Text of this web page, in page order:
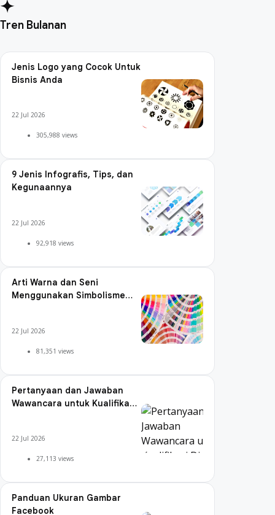
Tren Bulanan
Jenis Logo yang Cocok Untuk
Bisnis Anda
22 Jul 2026
305,988 views
9 Jenis Infografis, Tips, dan
Kegunaannya
22 Jul 2026
92,918 views
Arti Warna dan Seni
Menggunakan Simbolisme
22 Jul 2026
81,351 views
Pertanyaan dan Jawaban
Wawancara untuk Kualifikasi
22 Jul 2026
27,113 views
Panduan Ukuran Gambar
Facebook